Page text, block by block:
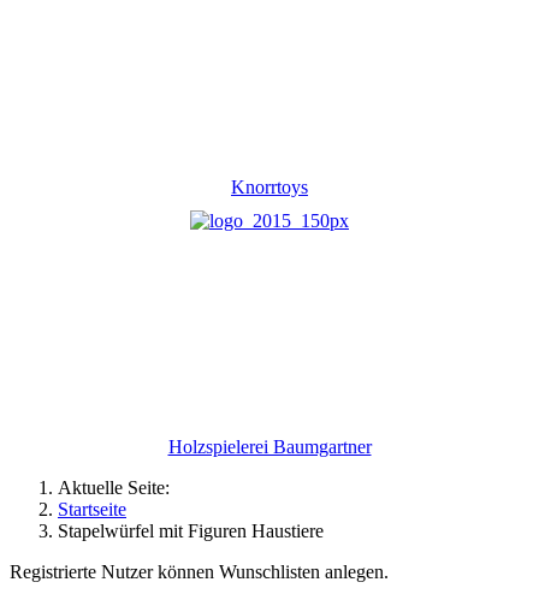
Knorrtoys
Holzspielerei Baumgartner
Aktuelle Seite:
Startseite
Stapelwürfel mit Figuren Haustiere
Registrierte Nutzer können Wunschlisten anlegen.